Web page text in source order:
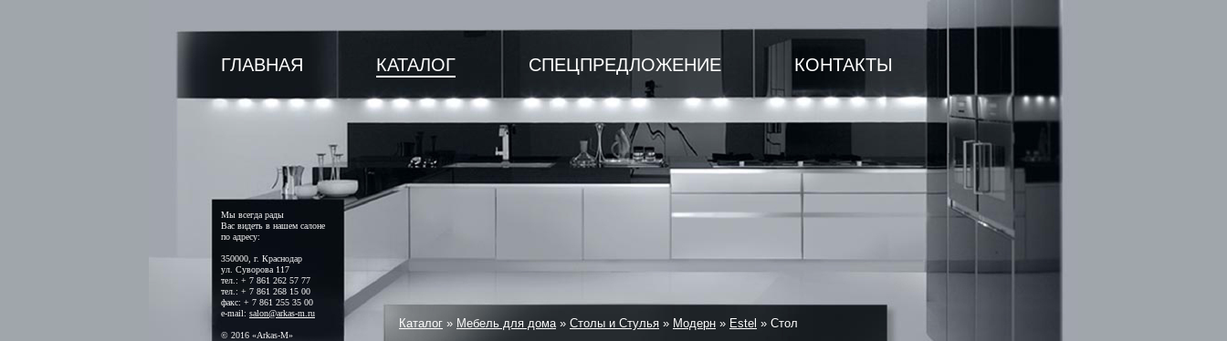
Мы всегда рады
Вас видеть в нашем салоне
по адресу:
350000, г. Краснодар
ул. Суворова 117
тел.: + 7 861 262 57 77
тел.: + 7 861 268 15 00
факс: + 7 861 255 35 00
e-mail: salon@arkas-m.ru
© 2016 «Arkas-M»
ГЛАВНАЯ КАТАЛОГ СПЕЦПРЕДЛОЖЕНИЕ КОНТАКТЫ
Каталог » Мебель для дома» Столы и Стулья » Модерн » Estel » Стол